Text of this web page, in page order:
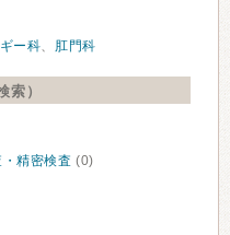
ー科、 肛門科
索）
精密検査 (0)